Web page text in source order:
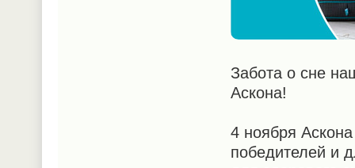
Забота о сне
Аскона!
4 ноября
победителей и